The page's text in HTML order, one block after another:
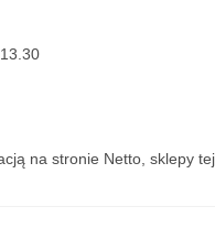
na stronie Netto, sklepy